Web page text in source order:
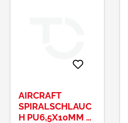
AIRCRAFT
SPIRALSCHLAUC
H PU6,5X10MM 6